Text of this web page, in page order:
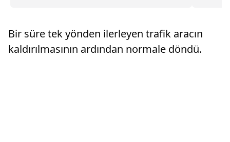
Bir süre tek yönden ilerleyen trafik aracın
kaldırılmasının ardından normale döndü.